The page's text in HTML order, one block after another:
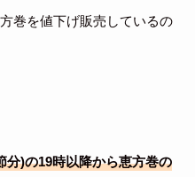
巻を値下げ販売しているの
分)の19時以降から恵方巻の